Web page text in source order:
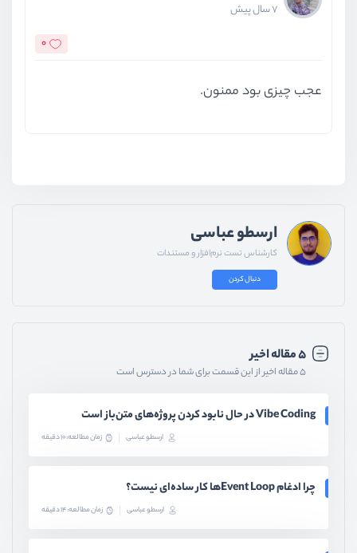
7 سال پیش
0
عجب چیزی بود ممنون.
ارسطو عباسی
کارشناس تست نرم‌افزار و مستندات
دنبال کردن
۵ مقاله اخیر
۵ مقاله اخیر از این قسمت برای شما در دسترس است
Vibe Coding در حال نابود کردن پروژه‌های متن‌باز است
ارسطو عباسی زمان مطالعه: 10 دقیقه
چرا ادغام Event Loopها کار ساده‌ای نیست؟
ارسطو عباسی زمان مطالعه: 14 دقیقه